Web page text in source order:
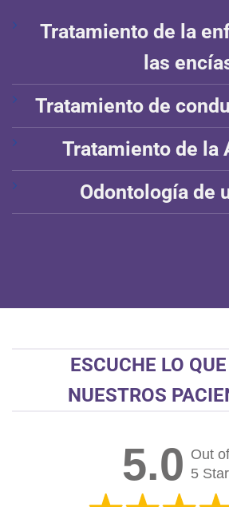
Tratamiento de la
las
Tratamiento de
Tratamiento de la
Odontología de
ESCUCHE LO
NUESTROS
5.0 Out of
5